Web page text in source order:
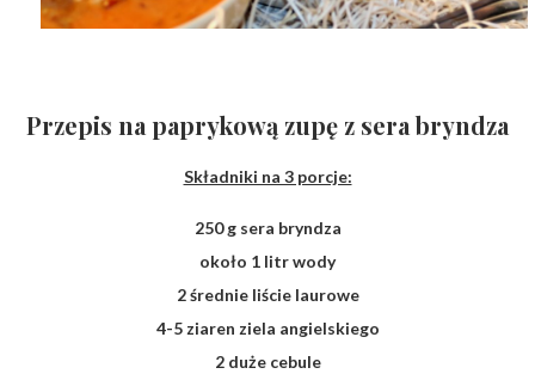
Przepis na paprykową zupę z sera bryndza
Składniki na 3 porcje:
250 g sera bryndza
około 1 litr wody
2 średnie liście laurowe
4-5 ziaren ziela angielskiego
2 duże cebule